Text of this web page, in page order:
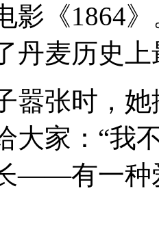
影《1864
丹麦历史
张时，她
大家：“我
——有一